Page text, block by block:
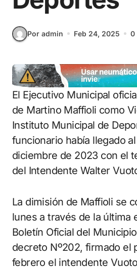
Por admin Feb 24, 2025 0
El Ejecutivo Municipal oficializó la renuncia
de Martino Maffioli como
Instituto Municipal de
funcionario había llegado
diciembre de 2023 con el
del Intendente Walter
La dimisión de Maffioli se
lunes a través de la última
Boletín Oficial del
decreto Nº202, firmado el
febrero el intendente